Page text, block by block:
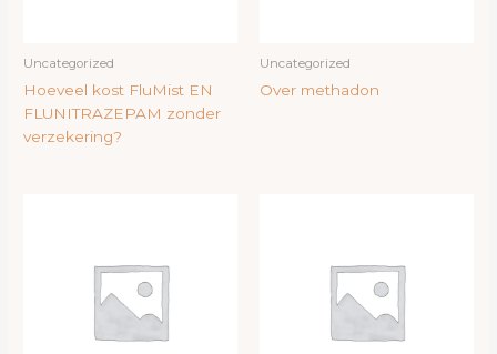
Uncategorized
Hoeveel kost FluMist EN
FLUNITRAZEPAM zonder
verzekering?
Uncategorized
Over methadon